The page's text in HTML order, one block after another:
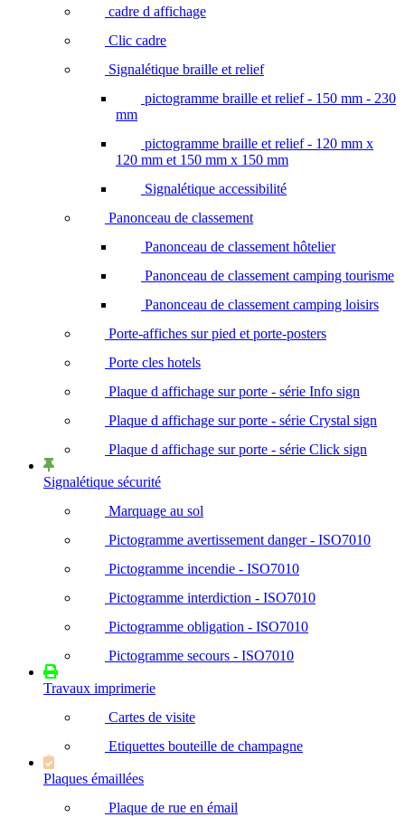
cadre d affichage
Clic cadre
Signalétique braille et relief
pictogramme braille et relief - 150 mm - 230
mm
pictogramme braille et relief - 120 mm x
120 mm et 150 mm x 150 mm
Signalétique accessibilité
Panonceau de classement
Panonceau de classement hôtelier
Panonceau de classement camping tourisme
Panonceau de classement camping loisirs
Porte-affiches sur pied et porte-posters
Porte cles hotels
Plaque d affichage sur porte - série Info sign
Plaque d affichage sur porte - série Crystal sign
Plaque d affichage sur porte - série Click sign
Signalétique sécurité
Marquage au sol
Pictogramme avertissement danger - ISO7010
Pictogramme incendie - ISO7010
Pictogramme interdiction - ISO7010
Pictogramme obligation - ISO7010
Pictogramme secours - ISO7010
Travaux imprimerie
Cartes de visite
Etiquettes bouteille de champagne
Plaques émaillées
Plaque de rue en émail